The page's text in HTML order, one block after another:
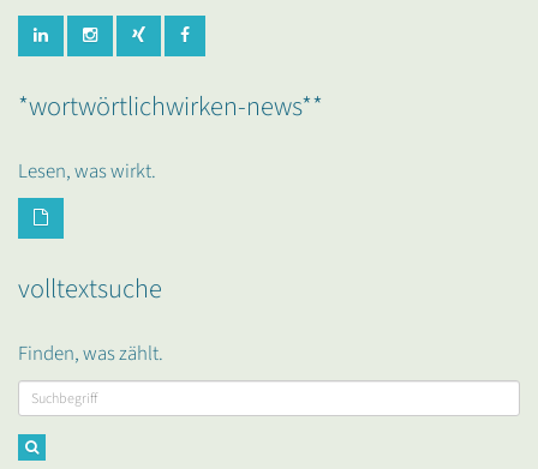
*wortwörtlichwirken-news**
Lesen, was wirkt.
volltextsuche
Finden, was zählt.